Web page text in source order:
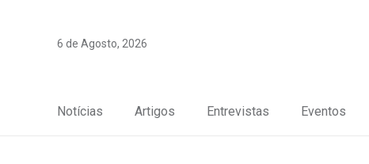
6 de Agosto, 2026
Notícias Artigos Entrevistas Eventos